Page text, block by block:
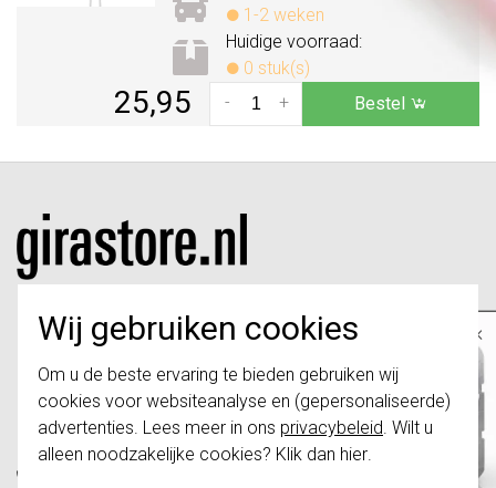
Wij gebruiken cookies
Om u de beste ervaring te bieden gebruiken wij
cookies voor websiteanalyse en (gepersonaliseerde)
advertenties. Lees meer in ons privacybeleid. Wilt u
alleen noodzakelijke cookies? Klik dan hier.
1-2 weken
Huidige voorraad:
0 stuk(s)
25,95 +
- Bestel
Girastore.nl is onderdeel van e-Stores
International B.V. en geen webwinkel of
onderdeel van Gira Giersiepen GmbH & Co.
KG.
×
schakelwippen zijn vernieuwd. Ze zijn
niette combineren met de schakelaars
van vóór augustus 2024.
Klik hiervoor meer informatie, zodat je